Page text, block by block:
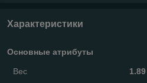
Характеристики
Основные атрибуты
Вес
1.89